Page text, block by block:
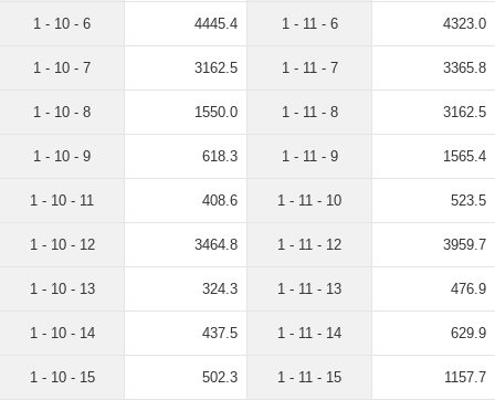
1 - 10 - 6 4445.4
1 - 10 - 7 3162.5
1 - 10 - 8 1550.0
1 - 10 - 9 618.3
1 - 10 - 11 408.6
1 - 10 - 12 3464.8
1 - 10 - 13 324.3
1 - 10 - 14 437.5
1 - 10 - 15 502.3
1 - 11 - 6 4323.0
1 - 11 - 7 3365.8
1 - 11 - 8 3162.5
1 - 11 - 9 1565.4
1 - 11 - 10 523.5
1 - 11 - 12 3959.7
1 - 11 - 13 476.9
1 - 11 - 14 629.9
1 - 11 - 15 1157.7